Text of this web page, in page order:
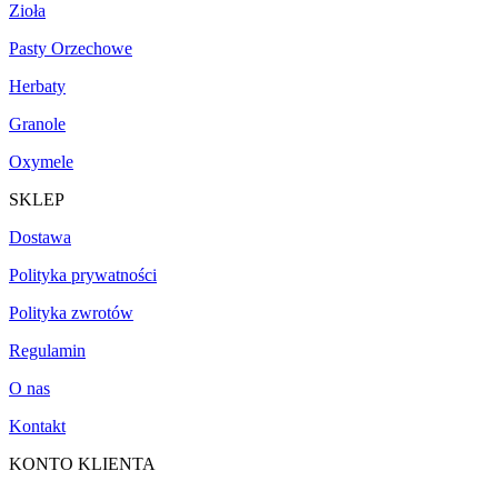
Zioła
Pasty Orzechowe
Herbaty
Granole
Oxymele
SKLEP
Dostawa
Polityka prywatności
Polityka zwrotów
Regulamin
O nas
Kontakt
KONTO KLIENTA